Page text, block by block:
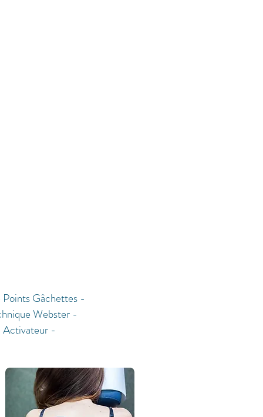
Gâchettes -
Webster-
Activateur -